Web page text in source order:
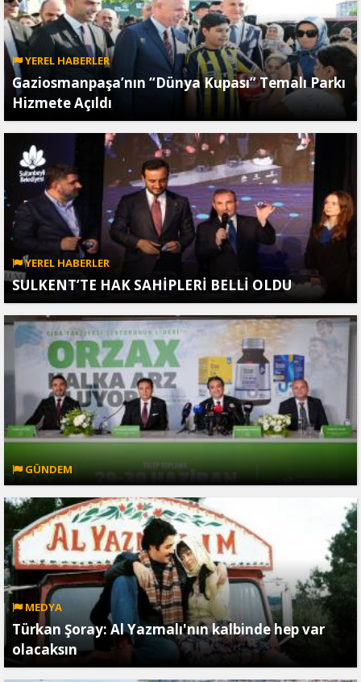
YEREL HABERLER
Gaziosmanpaşa’nın “Dünya Kupası” Temalı Parkı
Hizmete Açıldı
YEREL HABERLER
SULKENT’TE HAK SAHİPLERİ BELLİ OLDU
GÜNDEM
MEDYA
Türkan Şoray: Al Yazmalı'nın kalbinde hep var
olacaksın